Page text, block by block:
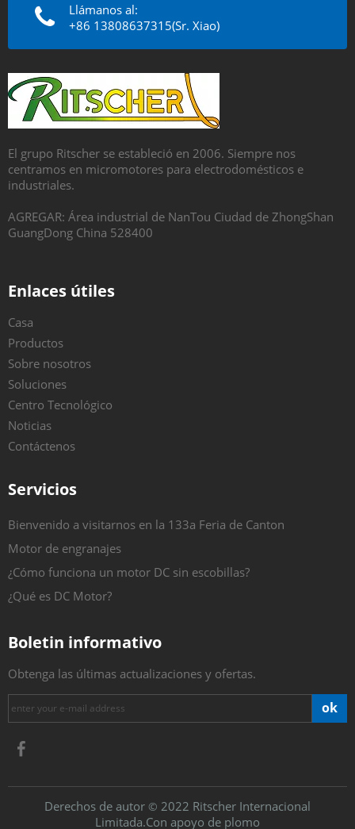
Llámanos al:
+86 13808637315(Sr. Xiao)
El grupo Ritscher se estableció en 2006. Siempre nos
centramos en micromotores para electrodomésticos e
industriales.
AGREGAR: Área industrial de NanTou Ciudad de ZhongShan
GuangDong China 528400
Enlaces útiles
Casa
Productos
Sobre nosotros
Soluciones
Centro Tecnológico
Noticias
Contáctenos
Servicios
Bienvenido a visitarnos en la 133a Feria de Canton
Motor de engranajes
¿Cómo funciona un motor DC sin escobillas?
¿Qué es DC Motor?
Boletin informativo
Obtenga las últimas actualizaciones y ofertas.
ok
​Derechos de autor © 2022 Ritscher Internacional
Limitada.Con apoyo de plomo